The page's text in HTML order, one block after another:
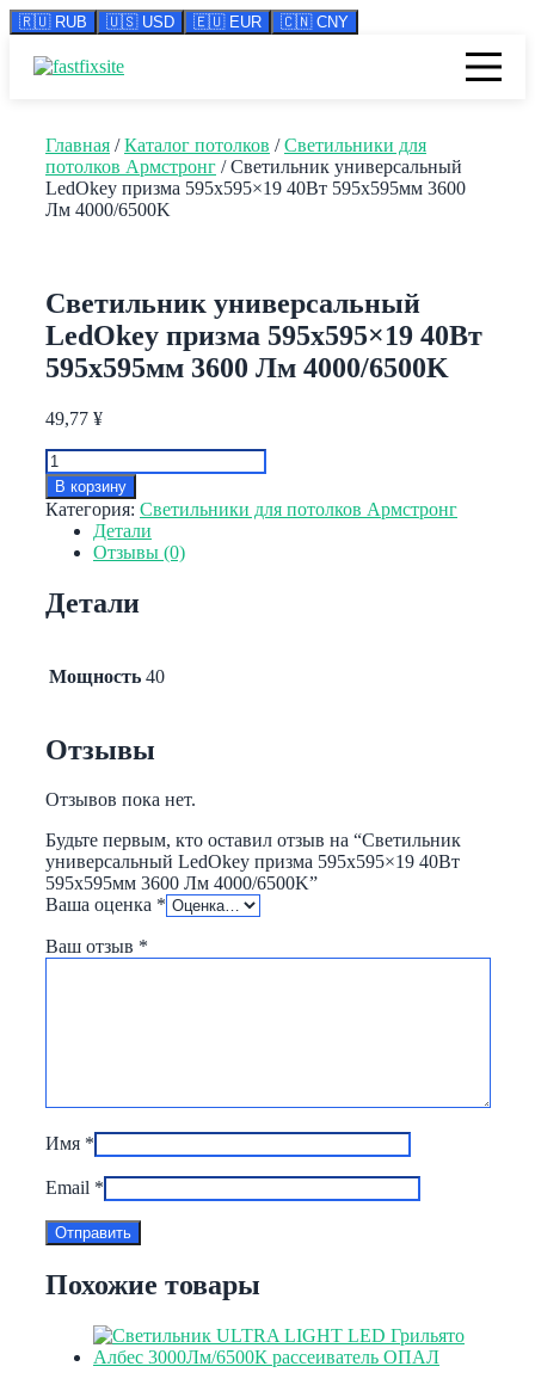
🇷🇺 RUB 🇺🇸 USD 🇪🇺 EUR 🇨🇳 CNY
Главная /Каталог потолков /Светильники для
потолков Армстронг / Светильник универсальный
LedOkey призма 595х595×19 40Вт 595х595мм 3600
Лм 4000/6500K
Светильник универсальный
LedOkey призма 595х595×19 40Вт
595х595мм 3600 Лм 4000/6500K
49,77 ¥
Количество
товара
Светильник
универсальный
LedOkey
призма
40Вт
Лм
В корзину
Категория: Светильники для потолков Армстронг
Детали
Отзывы (0)
Детали
Мощность 40
Отзывы
Отзывов пока нет.
Будьте первым, кто оставил отзыв на “Светильник
универсальный LedOkey призма 595х595×19 40Вт
595х595мм 3600 Лм 4000/6500K”
Ваша оценка *
Ваш отзыв *
Имя *
Email *
Похожие товары